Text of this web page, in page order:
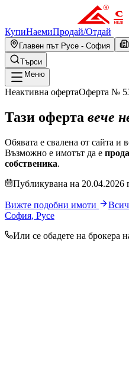
КупиНаемиПродай/Отдай
Главен път Русе - София
Търси
Меню
Неактивна офертаОферта №
Тази оферта вече
Обявата е свалена от сайта и
Възможно е имотът да е
собственика.
Публикувана на 20.04.2026
Вижте подобни имоти
София, Русе
Или се обадете на брокера